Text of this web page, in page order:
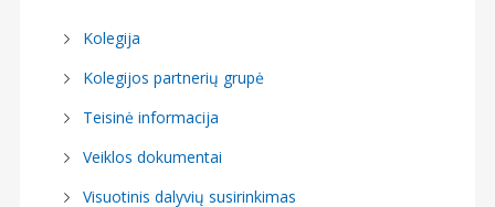
Kolegija
Kolegijos partnerių grupė
Teisinė informacija
Veiklos dokumentai
Visuotinis dalyvių susirinkimas